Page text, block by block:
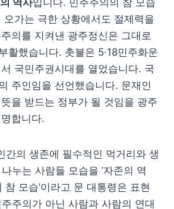
오가는 극한 상황에서도 절제력을
의를 지켜낸 광주정신은 그대로
활했습니다. 촛불은 5·18민주화운
국민주권시대를 열었습니다. 국
주인임을 선언했습니다. 문재인
을 받드는 정부가 될 것임을 광주
합니다.
간의 생존에 필수적인 먹거리와 생
누는 사람들 모습을 ‘자존의 역
참 모습’이라고 문 대통령은 표현
주의가 아닌 사람과 사람의 연대